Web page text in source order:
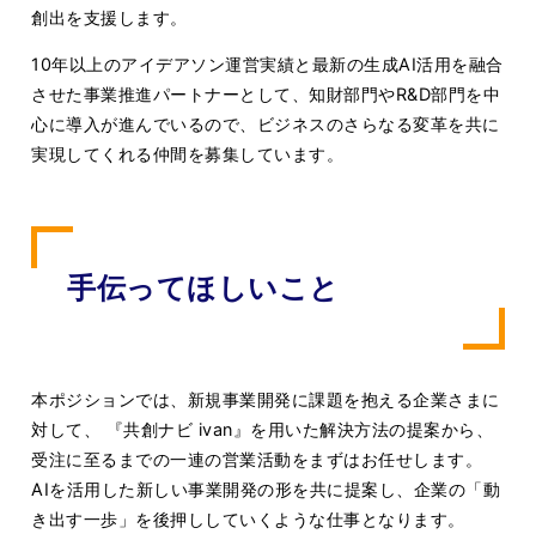
創出を支援します。
10年以上のアイデアソン運営実績と最新の生成AI活用を融合
させた事業推進パートナーとして、知財部門やR&D部門を中
心に導入が進んでいるので、ビジネスのさらなる変革を共に
実現してくれる仲間を募集しています。
手伝ってほしいこと
本ポジションでは、新規事業開発に課題を抱える企業さまに
対して、 『共創ナビ ivan』を用いた解決方法の提案から、
受注に至るまでの一連の営業活動をまずはお任せします。
AIを活用した新しい事業開発の形を共に提案し、企業の「動
き出す一歩」を後押ししていくような仕事となります。